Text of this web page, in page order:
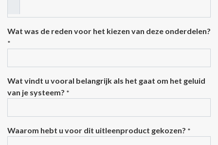
Wat was de reden voor het kiezen van deze onderdelen?
*
Wat vindt u vooral belangrijk als het gaat om het geluid
van je systeem? *
Waarom hebt u voor dit uitleenproduct gekozen? *